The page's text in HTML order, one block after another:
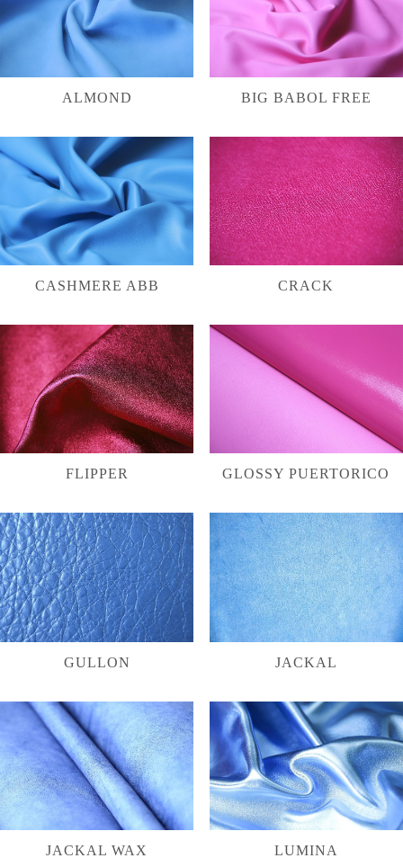
ALMOND BIG BABOL FREE
CASHMERE ABB CRACK
FLIPPER GLOSSY PUERTORICO
GULLON JACKAL
JACKAL WAX LUMINA